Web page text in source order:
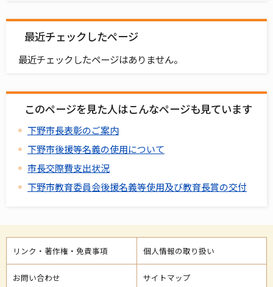
最近チェックしたページ
最近チェックしたページはありません。
このページを見た人はこんなページも見ています
下野市長表彰のご案内
下野市後援等名義の使用について
市長交際費支出状況
下野市教育委員会後援名義等使用及び教育長賞の交付
リンク・著作権・免責事項 個人情報の取り扱い
お問い合わせ サイトマップ